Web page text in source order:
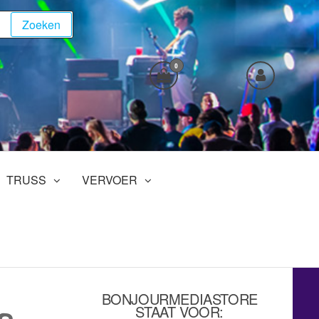
Zoeken
0
TRUSS VERVOER
BONJOURMEDIASTORE
STAAT VOOR: